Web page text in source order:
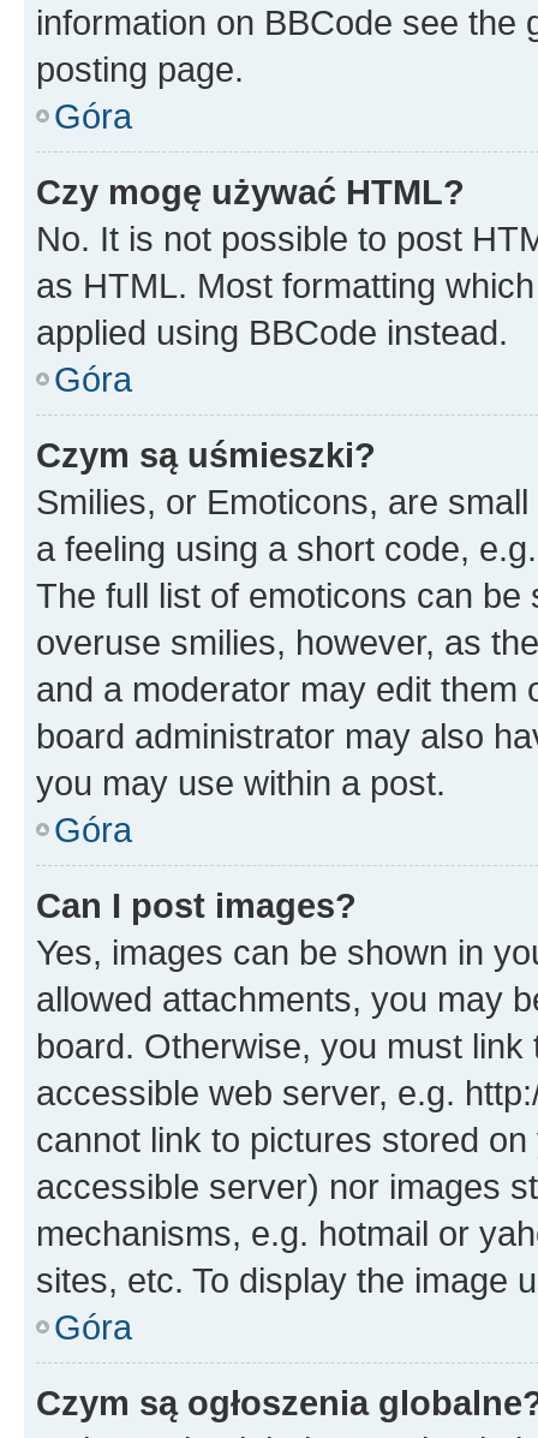
information on BBCode see
posting page.
Góra
Czy mogę używać HTML?
No. It is not possible to post
as HTML. Most formatting
applied using BBCode instead.
Góra
Czym są uśmieszki?
Smilies, or Emoticons, are
a feeling using a short code,
The full list of emoticons can
overuse smilies, however, as
and a moderator may edit them
board administrator may also
you may use within a post.
Góra
Can I post images?
Yes, images can be shown in
allowed attachments, you may
board. Otherwise, you must
accessible web server, e.g.
cannot link to pictures stored
accessible server) nor images
mechanisms, e.g. hotmail or
sites, etc. To display the image
Góra
Czym są ogłoszenia